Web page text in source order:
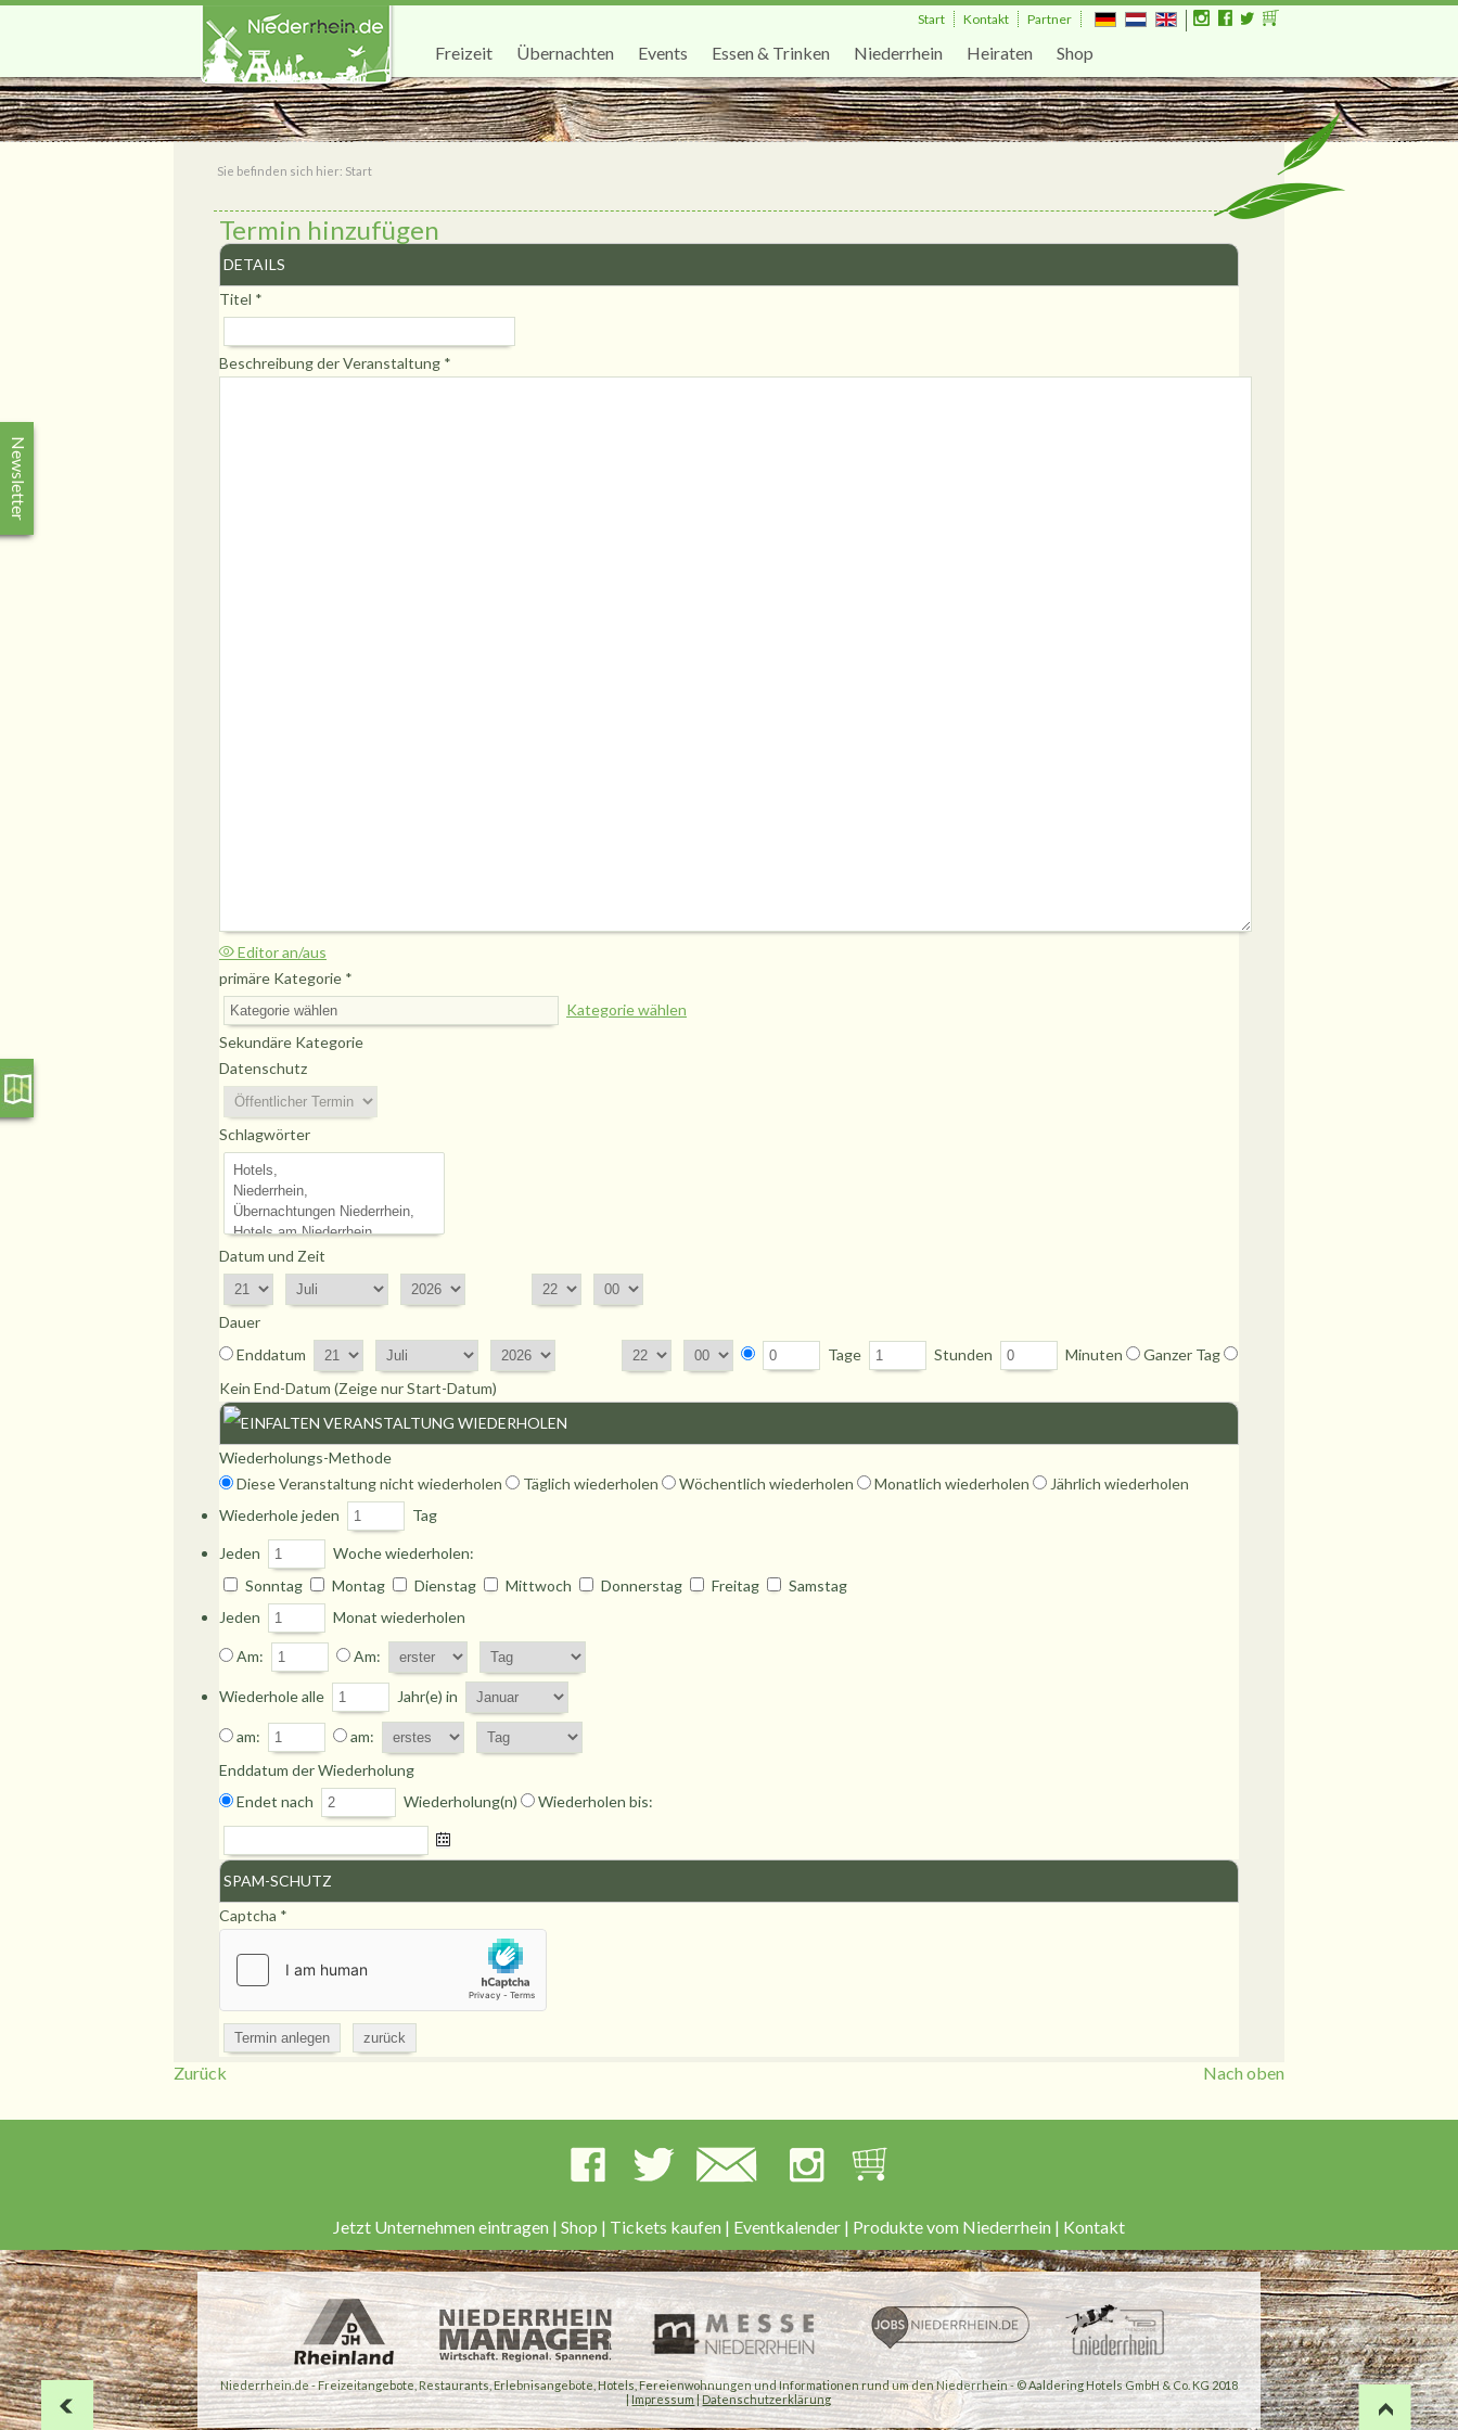
Start Kontakt Partner
Freizeit Übernachten Events Essen & Trinken Niederrhein Heiraten Shop
Sie befinden sich hier: Start
Termin hinzufügen
DETAILS
Titel *
Beschreibung der Veranstaltung *
Editor an/aus
primäre Kategorie *
Kategorie wählen
Sekundäre Kategorie
Datenschutz
Schlagwörter
Datum und Zeit
Dauer
Enddatum
Tage Stunden Minuten
Ganzer Tag
Kein End-Datum (Zeige nur Start-Datum)
VERANSTALTUNG WIEDERHOLEN
Wiederholungs-Methode
Diese Veranstaltung nicht wiederholen
Täglich wiederholen Wöchentlich wiederholen Monatlich wiederholen
Jährlich wiederholen
Wiederhole jeden
Tag
Jeden
Woche wiederholen:
Sonntag
Montag Dienstag Mittwoch Donnerstag Freitag
Samstag
Jeden
Monat wiederholen
Am: Am:
Wiederhole alle Jahr(e) in
am:
am:
Enddatum der Wiederholung
Endet nach
Wiederholung(n) Wiederholen bis:
SPAM-SCHUTZ
Captcha *
Zurück Nach oben
Newsletter
Jetzt Unternehmen eintragen | Shop | Tickets kaufen | Eventkalender | Produkte vom Niederrhein | Kontakt
Niederrhein.de - Freizeitangebote, Restaurants, Erlebnisangebote, Hotels, Fereienwohnungen und Informationen rund um den Niederrhein - © Aaldering Hotels GmbH & Co. KG 2018
|Impressum | Datenschutzerklärung